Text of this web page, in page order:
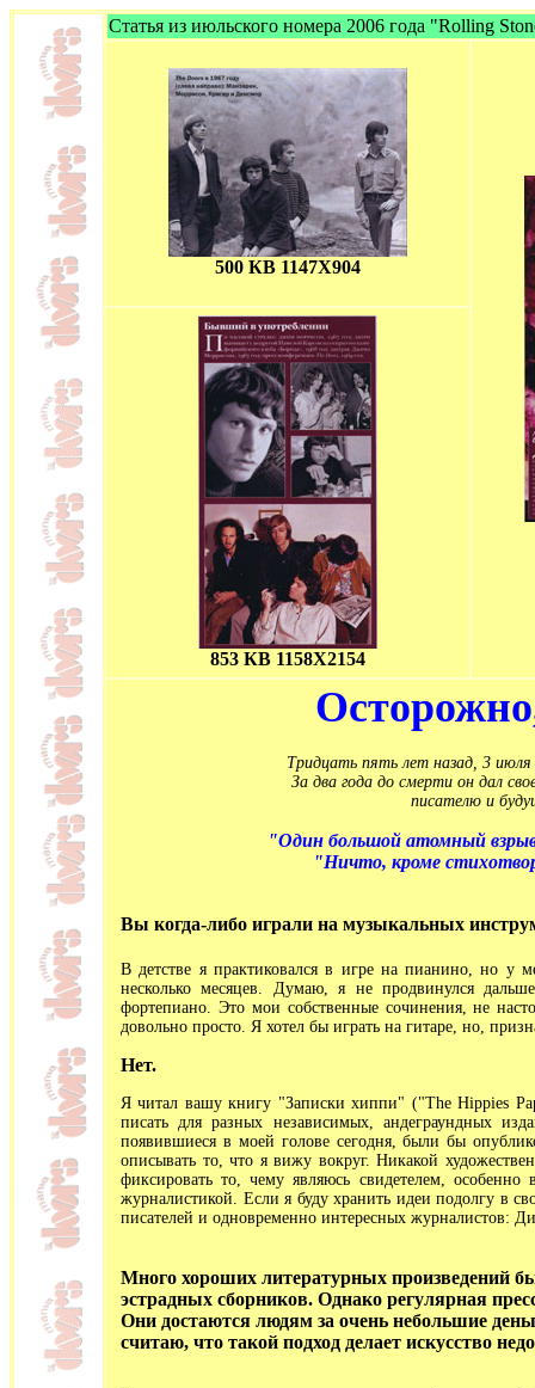
Статья из июльского номера 2006 года "Rolling
500 КВ 1147Х904
853 КВ 1158Х2154
Тридцать пять лет назад, 3
За два года до смерти он дал
писателю и
"Один большой атомный
"Ничто, кроме
Вы когда-либо играли на музыкальных
В детстве я практиковался в игре на пианино, но у
несколько месяцев. Думаю, я не продвинулся
фортепиано. Это мои собственные сочинения, не
довольно просто. Я хотел бы играть на гитаре, но,
Нет.
Я читал вашу книгу "Записки хиппи" ("The Hippies
писать для разных независимых, андеграундных
появившиеся в моей голове сегодня, были бы
описывать то, что я вижу вокруг. Никакой
фиксировать то, чему являюсь свидетелем,
журналистикой. Если я буду хранить идеи подолгу в
писателей и одновременно интересных журналистов:
Много хороших литературных произведений
эстрадных сборников. Однако регулярная
Они достаются людям за очень небольшие
считаю, что такой подход делает искусство